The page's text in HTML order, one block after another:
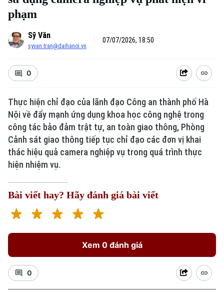
phạm
Sỹ Văn
syvan.tran@daihanoi.vn
07/07/2026, 18:50
0
Thực hiện chỉ đạo của lãnh đạo Công an thành phố Hà
Nội về đẩy mạnh ứng dụng khoa học công nghệ trong
công tác bảo đảm trật tự, an toàn giao thông, Phòng
Cảnh sát giao thông tiếp tục chỉ đạo các đơn vị khai
thác hiệu quả camera nghiệp vụ trong quá trình thực
hiện nhiệm vụ.
Bài viết hay? Hãy đánh giá bài viết
Xem 0 đánh giá
0